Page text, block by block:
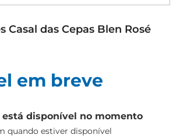
Casal das Cepas Blen Rosé
em breve
disponível no momento
quando estiver disponível